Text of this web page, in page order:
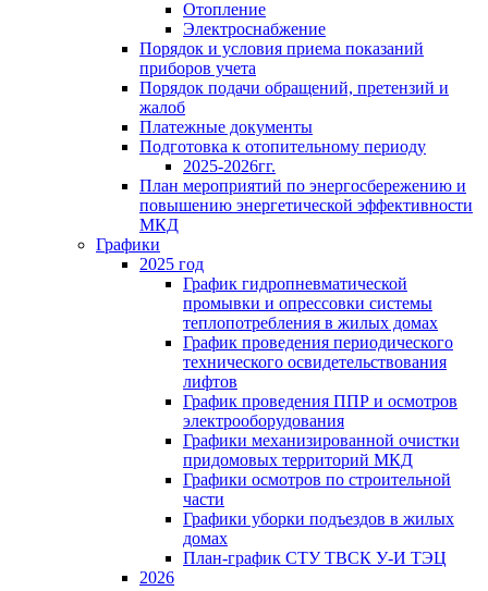
Отопление
Электроснабжение
Порядок и условия приема показаний
приборов учета
Порядок подачи обращений, претензий и
жалоб
Платежные документы
Подготовка к отопительному периоду
2025-2026гг.
План мероприятий по энергосбережению и
повышению энергетической эффективности
МКД
Графики
2025 год
График гидропневматической
промывки и опрессовки системы
теплопотребления в жилых домах
График проведения периодического
технического освидетельствования
лифтов
График проведения ППР и осмотров
электрооборудования
Графики механизированной очистки
придомовых территорий МКД
Графики осмотров по строительной
части
Графики уборки подъездов в жилых
домах
План-график СТУ ТВСК У-И ТЭЦ
2026